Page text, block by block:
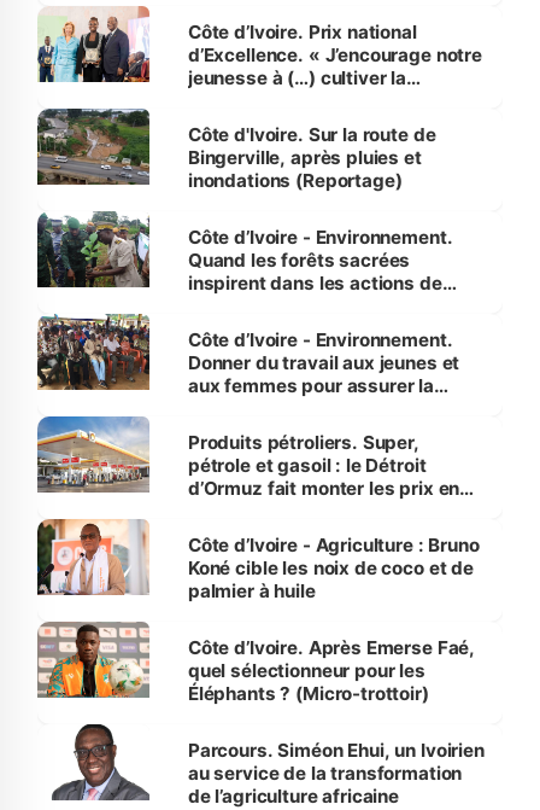
Côte d’Ivoire. Prix national
d’Excellence. « J’encourage notre
jeunesse à (…) cultiver la
(Alassane Ouattara
Côte d'Ivoire. Sur la route de
Bingerville, après pluies et
inondations (Reportage)
Côte d’Ivoire - Environnement.
Quand les forêts sacrées
inspirent dans les actions de
Côte d’Ivoire - Environnement.
Donner du travail aux jeunes et
aux femmes pour assurer la
menacées
Produits pétroliers. Super,
pétrole et gasoil : le Détroit
d’Ormuz fait monter les prix en
Côte d’Ivoire - Agriculture : Bruno
Koné cible les noix de coco et de
palmier à huile
Côte d’Ivoire. Après Emerse Faé,
quel sélectionneur pour les
Éléphants ? (Micro-trottoir)
Parcours. Siméon Ehui, un Ivoirien
au service de la transformation
de l’agriculture africaine